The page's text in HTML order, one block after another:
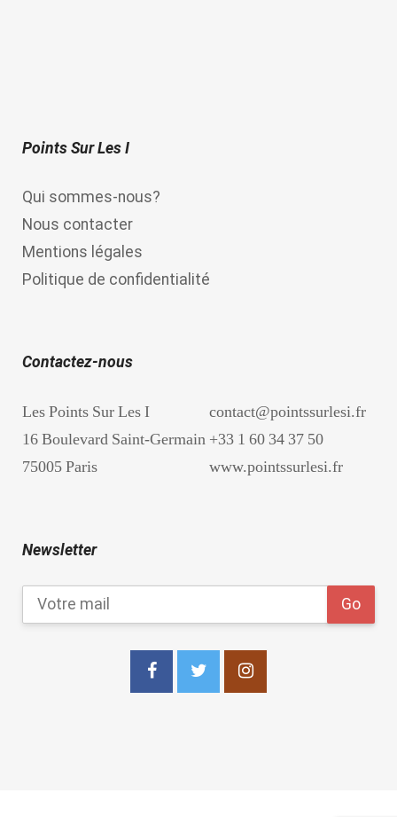
Points Sur Les I
Qui sommes-nous?
Nous contacter
Mentions légales
Politique de confidentialité
Contactez-nous
Les Points Sur Les I
16 Boulevard Saint-Germain
75005 Paris
contact@pointssurlesi.fr
+33 1 60 34 37 50
www.pointssurlesi.fr
Newsletter